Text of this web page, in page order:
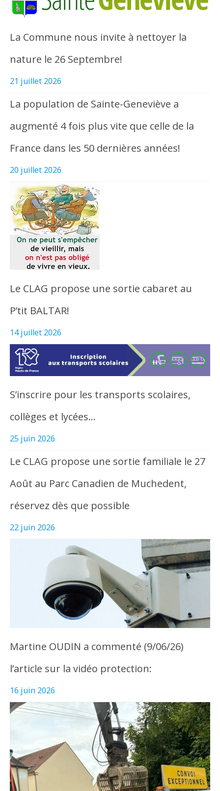
La Commune nous invite à nettoyer la
nature le 26 Septembre!
21 juillet 2026
La population de Sainte-Geneviève a
augmenté 4 fois plus vite que celle de la
France dans les 50 dernières années!
20 juillet 2026
Le CLAG propose une sortie cabaret au
P’tit BALTAR!
14 juillet 2026
S’inscrire pour les transports scolaires,
collèges et lycées…
25 juin 2026
Le CLAG propose une sortie familiale le 27
Août au Parc Canadien de Muchedent,
réservez dès que possible
22 juin 2026
Martine OUDIN a commenté (9/06/26)
l’article sur la vidéo protection:
16 juin 2026